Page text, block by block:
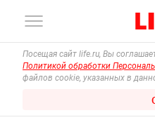
Посещая сайт life.ru, Вы
Политикой обработки
файлов cookie, указанных в